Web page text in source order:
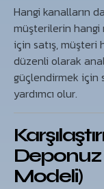
Hangi kanalların
müşterilerin hangi
için satış,
düzenli olarak
güçlendirmek
yardımcı olur.
Deponuz
Modeli)